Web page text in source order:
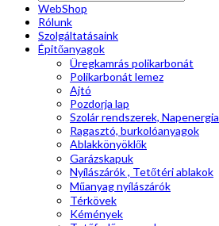
WebShop
Rólunk
Szolgáltatásaink
Épitőanyagok
Üregkamrás polikarbonát
Polikarbonát lemez
Ajtó
Pozdorja lap
Szolár rendszerek, Napenergia
Ragasztó, burkolóanyagok
Ablakkönyöklők
Garázskapuk
Nyílászárók , Tetőtéri ablakok
Műanyag nyílászárók
Térkövek
Kémények